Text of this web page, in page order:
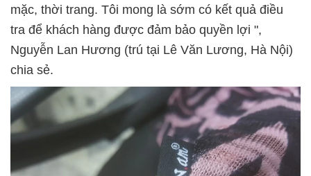
mặc, thời trang. Tôi mong là sớm có kết quả điều
tra để khách hàng được đảm bảo quyền lợi ",
Nguyễn Lan Hương (trú tại Lê Văn Lương, Hà Nội)
chia sẻ.